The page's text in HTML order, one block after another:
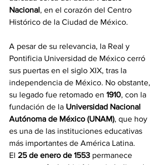
Nacional, en el corazón del Centro
Histórico de la Ciudad de México.
A pesar de su relevancia, la Real y
Pontificia Universidad de México cerró
sus puertas en el siglo XIX, tras la
independencia de México. No obstante,
su legado fue retomado en 1910, con la
fundación de la Universidad Nacional
Autónoma de México (UNAM), que hoy
es una de las instituciones educativas
más importantes de América Latina.
El 25 de enero de 1553 permanece